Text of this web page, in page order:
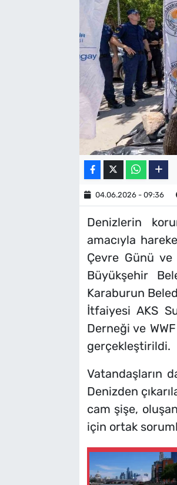
04.06.2026 - 09:36
Denizlerin
amacıyla
Çevre Günü
Büyükşehir
Karaburun
İtfaiyesi AKS
Derneği ve
gerçekleştirildi.
Vatandaşların
Denizden
cam şişe,
için ortak
TV REHBERİ